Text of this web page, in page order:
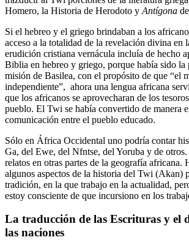
Homero, la Historia de Herodoto y Antígona
Si el hebreo y el griego brindaban a los
acceso a la totalidad de la revelación divina en
erudición cristiana vernácula incluía de hecho
Biblia en hebreo y griego, porque había sido
misión de Basilea, con el propósito de que “el
independiente”, ahora una lengua africana
que los africanos se aprovecharan de los
pueblo. El Twi se había convertido de manera
comunicación entre el pueblo educado.
Sólo en África Occidental uno podría contar
Ga, del Ewe, del Nfntse, del Yoruba y de
relatos en otras partes de la geografía africana.
algunos aspectos de la historia del Twi (Akan)
tradición, en la que trabajo en la actualidad,
estoy consciente de que incursiono en los
La traducción de las Escrituras y el
las naciones